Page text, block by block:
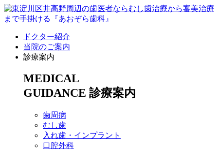
ドクター紹介
当院のご案内
診療案内
MEDICAL
GUIDANCE 診療案内
歯周病
むし歯
入れ歯・インプラント
口腔外科